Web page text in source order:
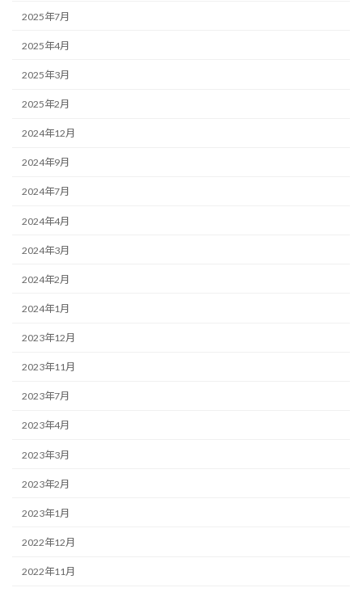
2025年7月
2025年4月
2025年3月
2025年2月
2024年12月
2024年9月
2024年7月
2024年4月
2024年3月
2024年2月
2024年1月
2023年12月
2023年11月
2023年7月
2023年4月
2023年3月
2023年2月
2023年1月
2022年12月
2022年11月